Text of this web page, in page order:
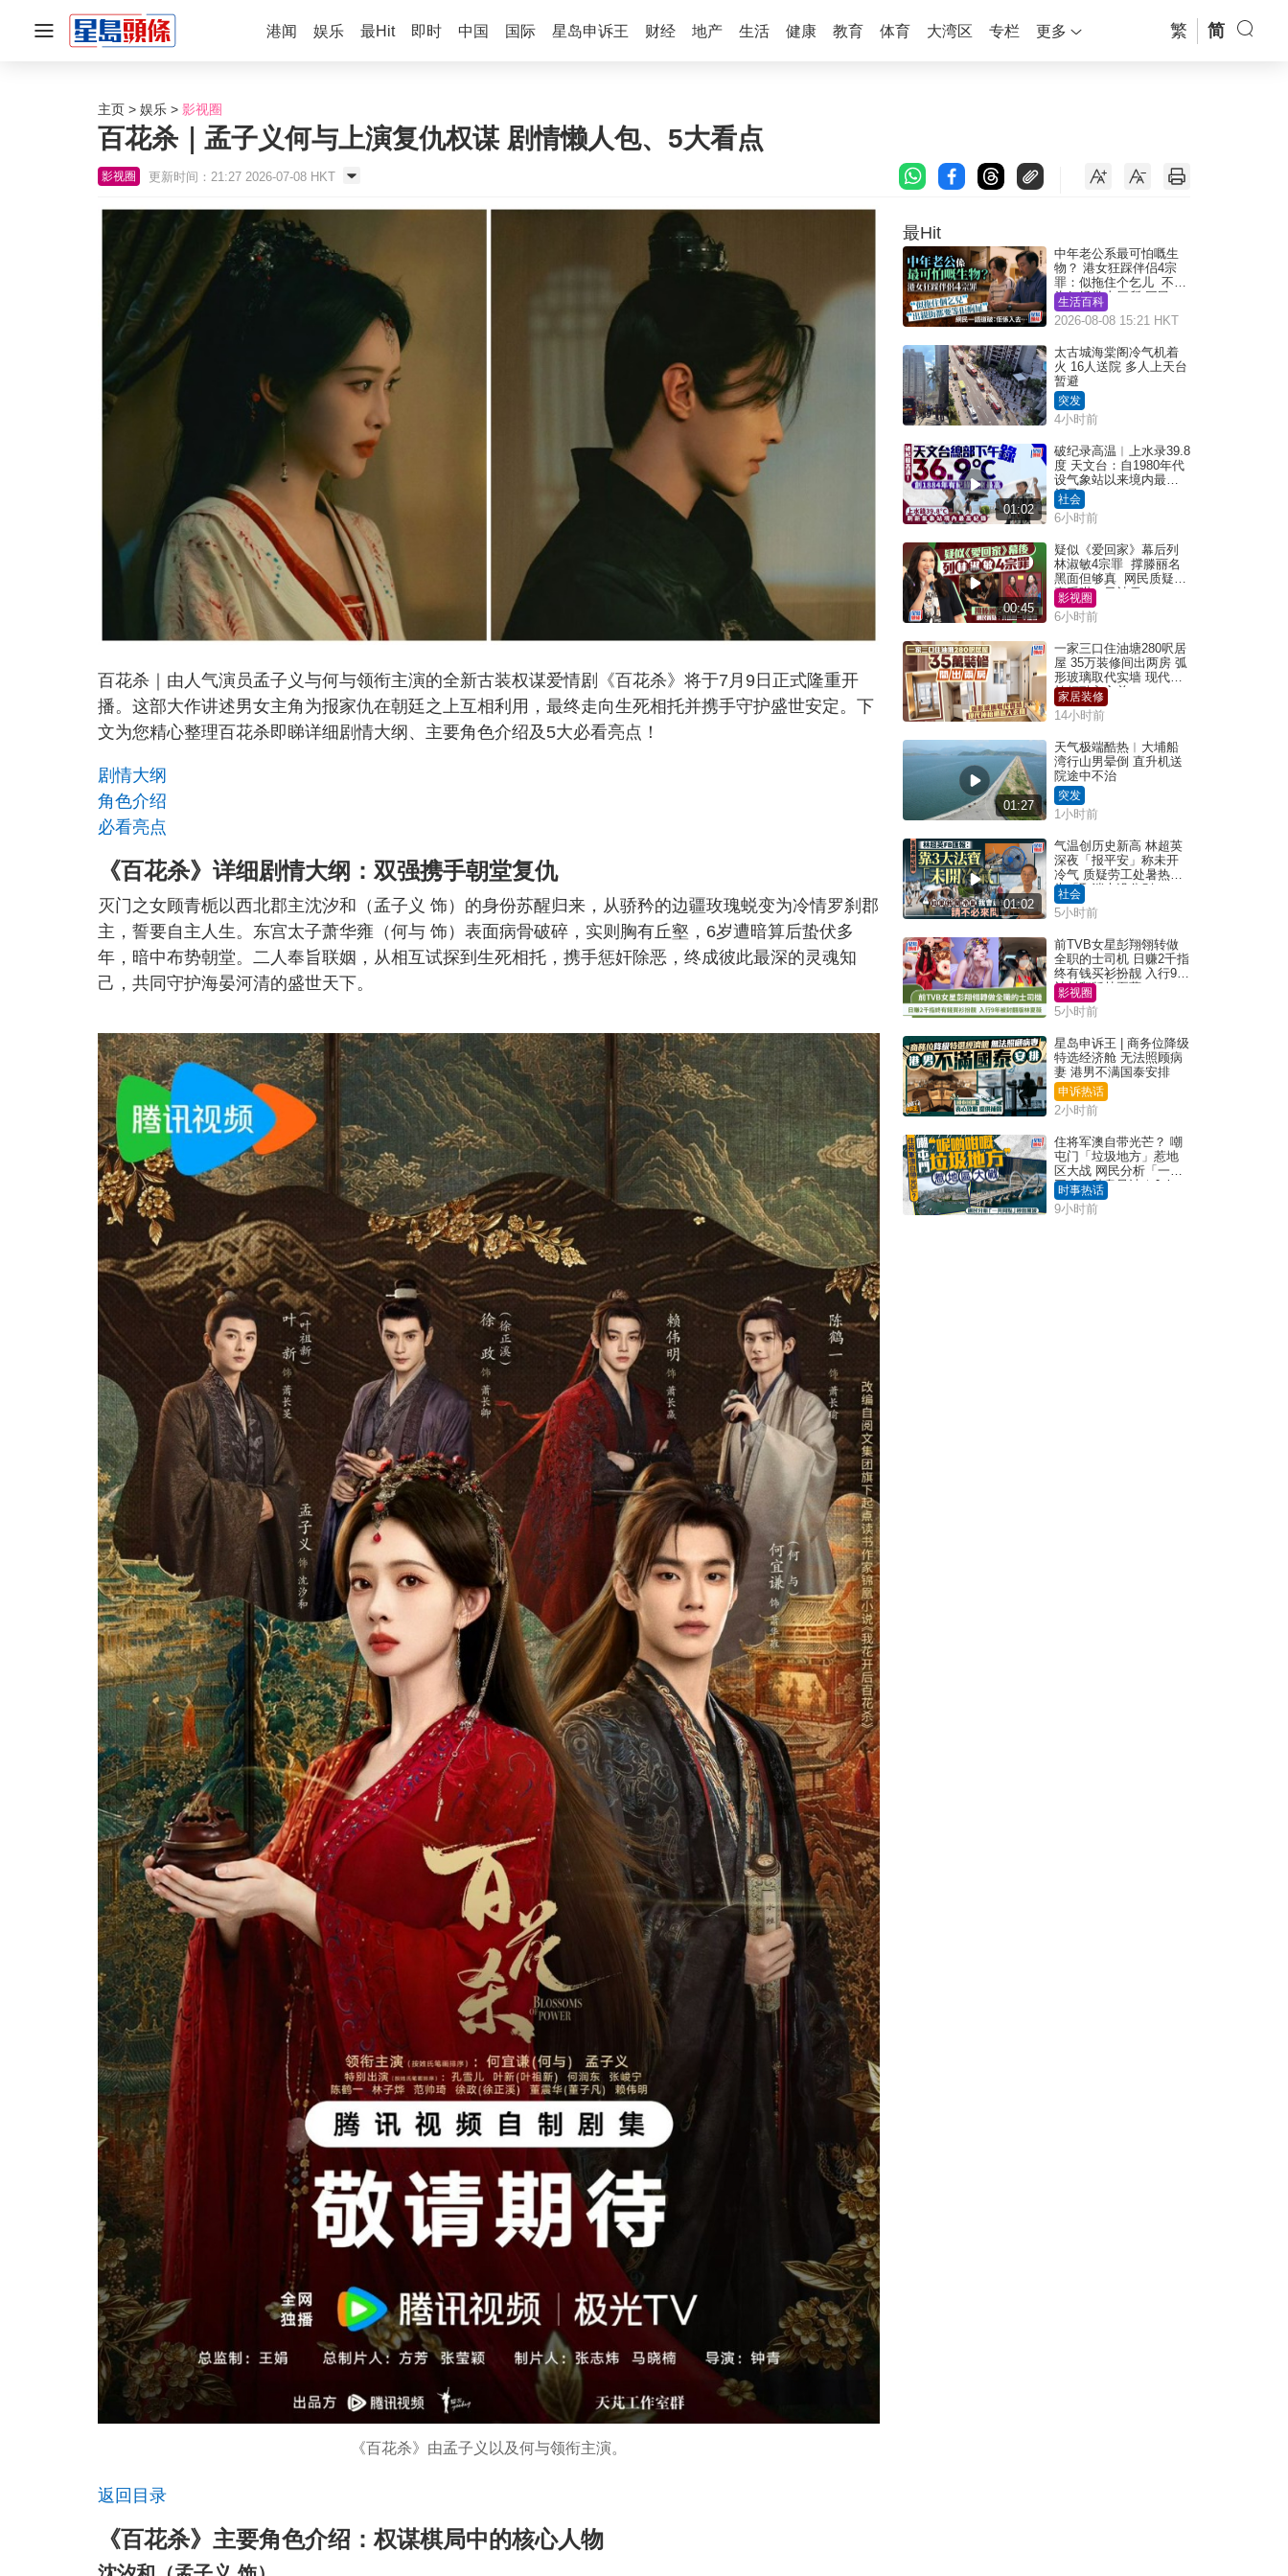
港闻 娱乐 最Hit 即时 中国 国际 星岛申诉王 财经 地产 生活 健康 教育 体育 大湾区 专栏 更多 繁 简
主页 娱乐 影视圈
百花杀｜孟子义何与上演复仇权谋 剧情懒人包、5大看点
影视圈 更新时间：21:27 2026-07-08 HKT
百花杀｜由人气演员孟子义与何与领衔主演的全新古装权谋爱情剧《百花杀》将于7月9日正式隆重开
播。这部大作讲述男女主角为报家仇在朝廷之上互相利用，最终走向生死相托并携手守护盛世安定。下
文为您精心整理百花杀即睇详细剧情大纲、主要角色介绍及5大必看亮点！
剧情大纲
角色介绍
必看亮点
《百花杀》详细剧情大纲：双强携手朝堂复仇
灭门之女顾青栀以西北郡主沈汐和（孟子义 饰）的身份苏醒归来，从骄矜的边疆玫瑰蜕变为冷情罗刹郡
主，誓要自主人生。东宫太子萧华雍（何与 饰）表面病骨破碎，实则胸有丘壑，6岁遭暗算后蛰伏多
年，暗中布势朝堂。二人奉旨联姻，从相互试探到生死相托，携手惩奸除恶，终成彼此最深的灵魂知
己，共同守护海晏河清的盛世天下。
《百花杀》由孟子义以及何与领衔主演。
返回目录
《百花杀》主要角色介绍：权谋棋局中的核心人物
最Hit
中年老公系最可怕嘅生
物？ 港女狂踩伴侣4宗
罪：似拖住个乞儿 不解
为何经常去厕所 网民一
语道破
生活百科
2026-08-08 15:21 HKT
太古城海棠阁冷气机着
火 16人送院 多人上天台
暂避
突发
4小时前
01:02
破纪录高温︱上水录39.8
度 天文台：自1980年代
设气象站以来境内最高
纪录
社会
6小时前
00:45
疑似《爱回家》幕后列
林淑敏4宗罪 撑滕丽名
黑面但够真 网民质疑：
真系咁一早被雪
影视圈
6小时前
一家三口住油塘280呎居
屋 35万装修间出两房 弧
形玻璃取代实墙 现代神
枱柜融入玄关
家居装修
14小时前
01:27
天气极端酷热︱大埔船
湾行山男晕倒 直升机送
院途中不治
突发
1小时前
01:02
气温创历史新高 林超英
深夜「报平安」称未开
冷气 质疑劳工处暑热警
告「取消也没分别」
社会
5小时前
前TVB女星彭翔翎转做
全职的士司机 日赚2千指
终有钱买衫扮靓 入行9年
被封翻版林夏薇
影视圈
5小时前
星岛申诉王 | 商务位降级
特选经济舱 无法照顾病
妻 港男不满国泰安排
申诉热话
2小时前
住将军澳自带光芒？ 嘲
屯门「垃圾地方」惹地
区大战 网民分析「一共
同点」秒息风波｜Juicy
叮
时事热话
9小时前